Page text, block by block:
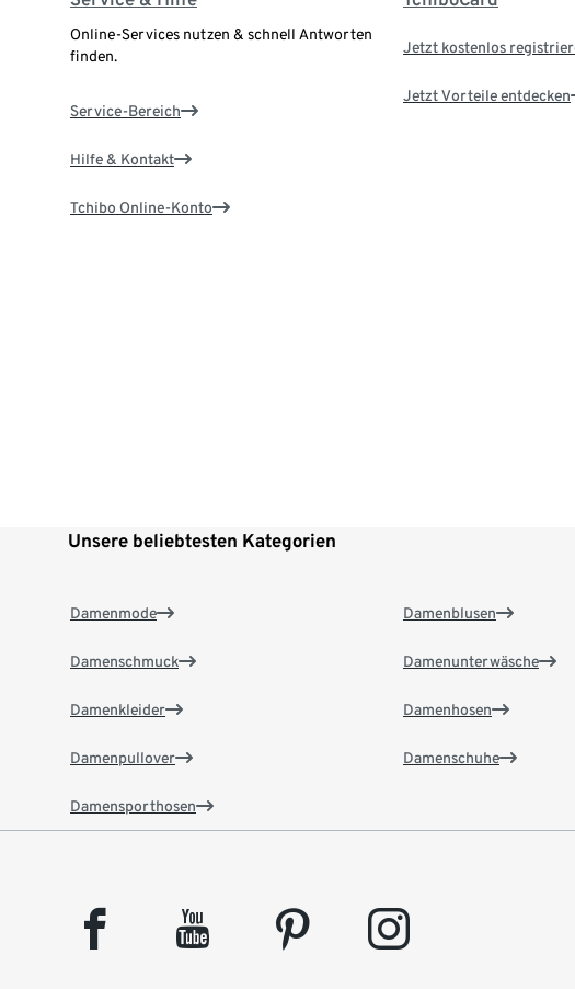
Online-Services nutzen & schnell Antworten
finden.
Service-Bereich
Hilfe & Kontakt
Tchibo Online-Konto
Jetzt kostenlos
Jetzt Vorteile entdecken
Unsere beliebtesten Kategorien
Damenmode
Damenschmuck
Damenkleider
Damenpullover
Damensporthosen
Damenblusen
Damenunterwäsche
Damenhosen
Damenschuhe
facebook youtube pinterest instagram